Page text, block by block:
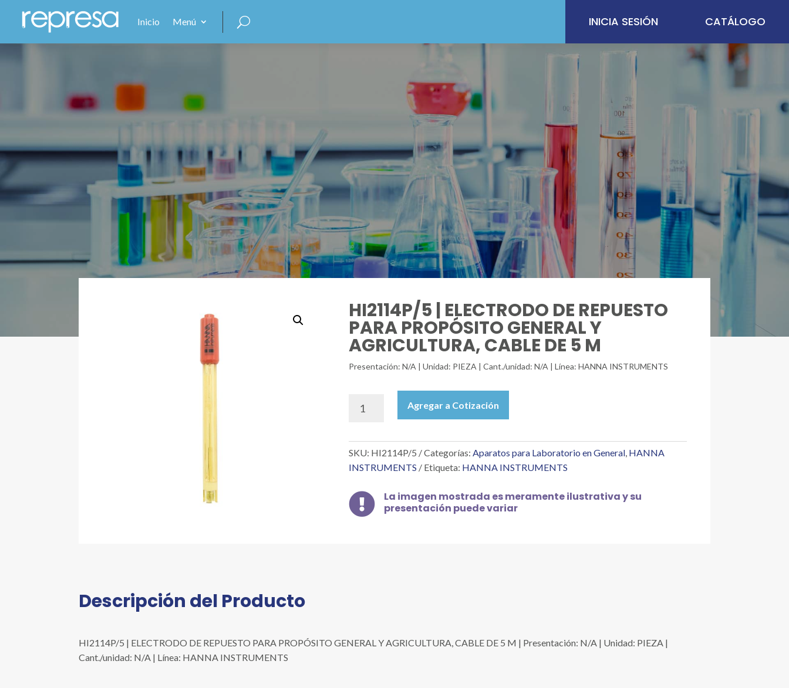
Inicio Menú INICIA SESIÓN CATÁLOGO
HI2114P/5 | ELECTRODO DE REPUESTO
PARA PROPÓSITO GENERAL Y
AGRICULTURA, CABLE DE 5 M
Presentación: N/A | Unidad: PIEZA | Cant./unidad: N/A | Línea: HANNA INSTRUMENTS
DE
REPUESTO
PARA
GENERAL
Y
AGRICULTURA,
Agregar a Cotización
SKU: HI2114P/5 Categorías:Aparatos para Laboratorio en General, HANNA
INSTRUMENTS
Etiqueta: HANNA INSTRUMENTS

La imagen mostrada es meramente ilustrativa y su
presentación puede variar
Descripción del Producto
HI2114P/5 | ELECTRODO DE REPUESTO PARA PROPÓSITO GENERAL Y AGRICULTURA, CABLE DE 5 M | Presentación: N/A | Unidad: PIEZA |
Cant./unidad: N/A | Línea: HANNA INSTRUMENTS